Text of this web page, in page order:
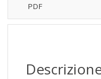
PDF